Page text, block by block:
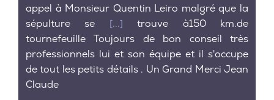
appel à Monsieur Quentin Leiro malgré que la
sépulture se [...]
trouve à150 km.de
tournefeuille Toujours de bon conseil très
professionnels lui et son équipe et il s'occupe
de tout les petits détails . Un Grand Merci Jean
Claude